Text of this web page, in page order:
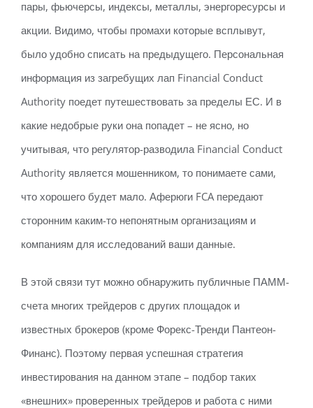
пары, фьючерсы, индексы, металлы, энергоресурсы и
акции. Видимо, чтобы промахи которые всплывут,
было удобно списать на предыдущего. Персональная
информация из загребущих лап Financial Conduct
Authority поедет путешествовать за пределы ЕС. И в
какие недобрые руки она попадет – не ясно, но
учитывая, что регулятор-разводила Financial Conduct
Authority является мошенником, то понимаете сами,
что хорошего будет мало. Аферюги FCA передают
сторонним каким-то непонятным организациям и
компаниям для исследований ваши данные.
В этой связи тут можно обнаружить публичные ПАММ-
счета многих трейдеров с других площадок и
известных брокеров (кроме Форекс-Тренди Пантеон-
Финанс). Поэтому первая успешная стратегия
инвестирования на данном этапе – подбор таких
«внешних» проверенных трейдеров и работа с ними